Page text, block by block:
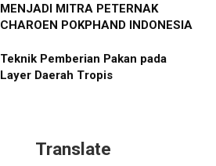
MENJADI MITRA PETERNAK
CHAROEN POKPHAND INDONESIA
Teknik Pemberian Pakan pada
Layer Daerah Tropis
Translate